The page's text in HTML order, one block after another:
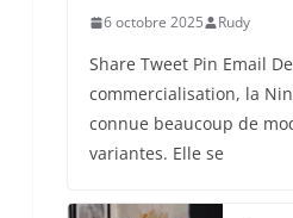
6 octobre 2025 Rudy
Share Tweet Pin Email
commercialisation, la
connue beaucoup de
variantes. Elle se